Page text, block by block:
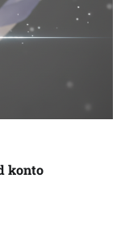
konto